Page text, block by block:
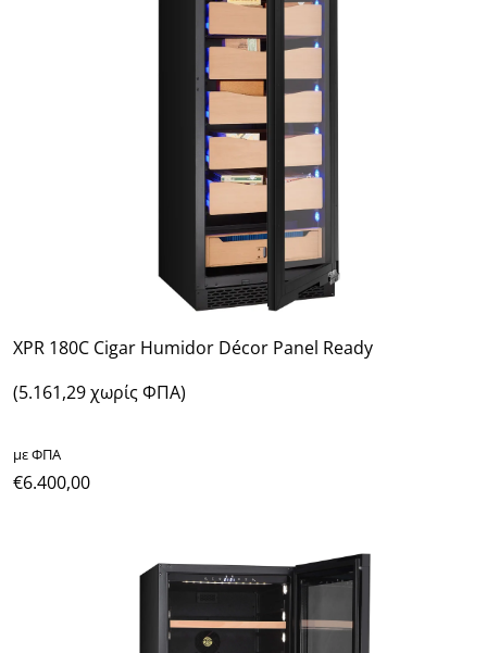
XPR 180C Cigar Humidor Décor Panel Ready
€6.400,00
με ΦΠΑ
(5.161,29 χωρίς ΦΠΑ)